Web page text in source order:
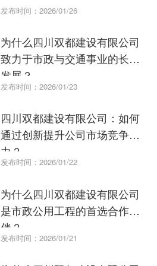
发布时间：2026/01/26
为什么四川双都建设有限公司
致力于市政与交通事业的长远
发展？
发布时间：2026/01/23
四川双都建设有限公司：如何
通过创新提升公司市场竞争实
力？
发布时间：2026/01/22
为什么四川双都建设有限公司
是市政公用工程的首选合作伙
伴？
发布时间：2026/01/21